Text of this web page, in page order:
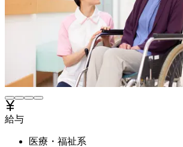
給与
医療・福祉系